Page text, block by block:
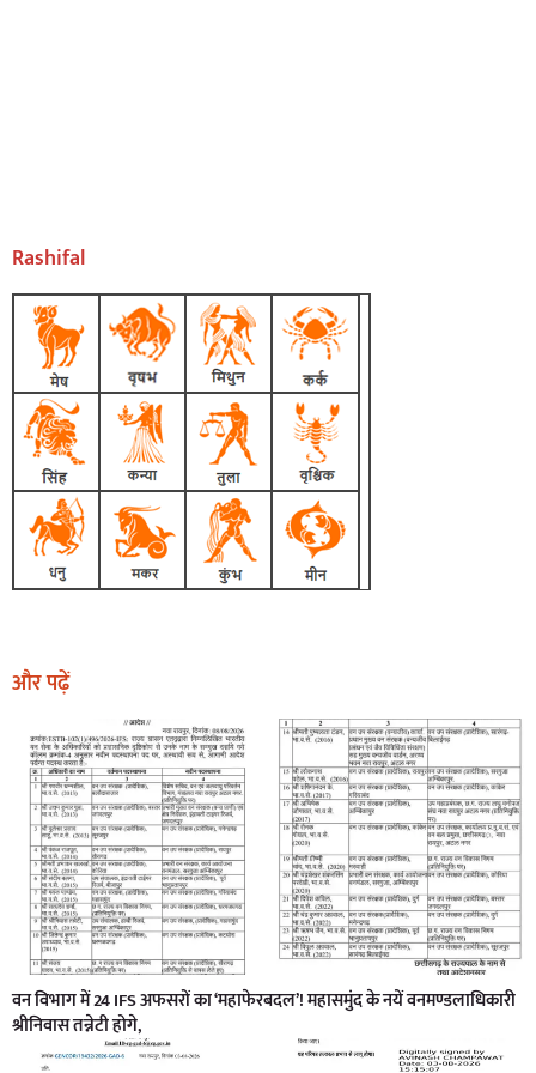
Rashifal
और पढ़ें
वन विभाग में 24 IFS अफसरों का ‘महाफेरबदल’! महासमुंद के नयें वनमण्डलाधिकारी
श्रीनिवास तन्नेटी होगे,